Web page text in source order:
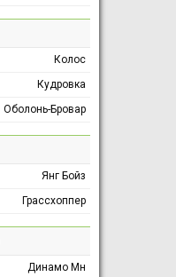
Колос
Кудровка
Оболонь-Бровар
Янг Бойз
Грассхоппер
Динамо Мн